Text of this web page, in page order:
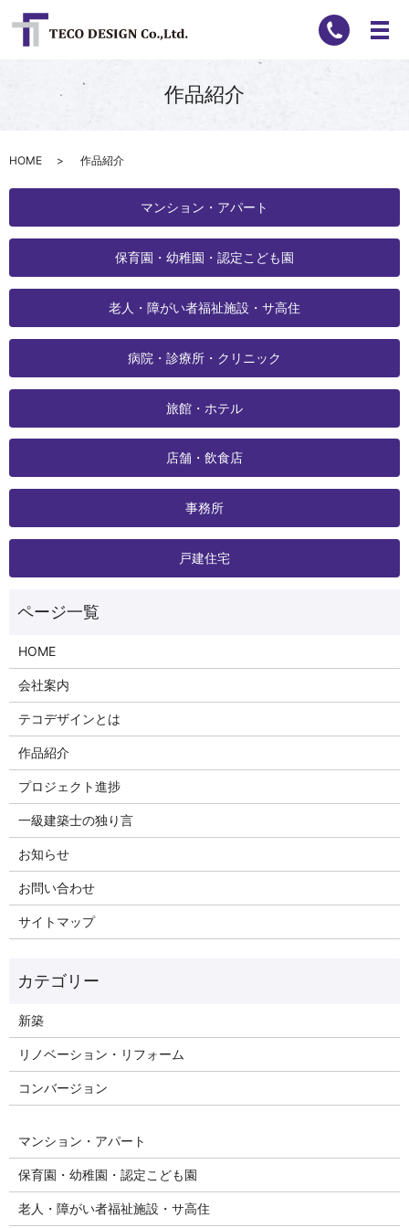
作品紹介
HOME 作品紹介
マンション・アパート
保育園・幼稚園・認定こども園
老人・障がい者福祉施設・サ高住
病院・診療所・クリニック
旅館・ホテル
店舗・飲食店
事務所
戸建住宅
HOME
会社案内
テコデザインとは
作品紹介
プロジェクト進捗
一級建築士の独り言
お知らせ
お問い合わせ
サイトマップ
新築
リノベーション・リフォーム
コンバージョン
マンション・アパート
保育園・幼稚園・認定こども園
老人・障がい者福祉施設・サ高住